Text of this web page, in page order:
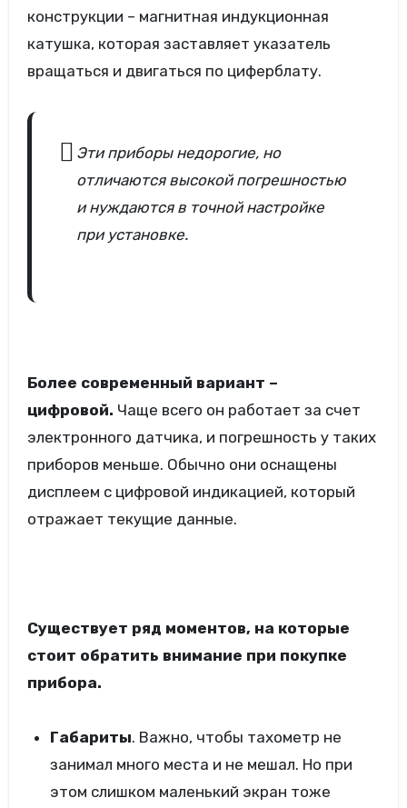
конструкции – магнитная индукционная
катушка, которая заставляет указатель
вращаться и двигаться по циферблату.
Эти приборы недорогие, но
отличаются высокой погрешностью
и нуждаются в точной настройке
при установке.
Более современный вариант –
цифровой. Чаще всего он работает за счет
электронного датчика, и погрешность у таких
приборов меньше. Обычно они оснащены
дисплеем с цифровой индикацией, который
отражает текущие данные.
Существует ряд моментов, на которые
стоит обратить внимание при покупке
прибора.
Габариты. Важно, чтобы тахометр не
занимал много места и не мешал. Но при
этом слишком маленький экран тоже